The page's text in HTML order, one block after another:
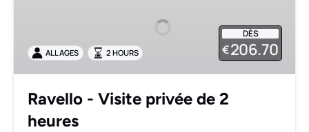
heures
DÈS
€206.70
ALL AGES 2 HOURS
Ravello - Visite privée de 2
heures